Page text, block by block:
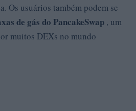
Os usuários também podem se
de gás do PancakeSwap , um
muitos DEXs no mundo